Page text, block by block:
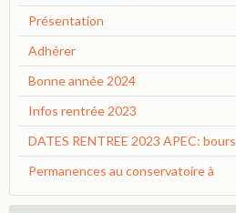
Présentation
Adhérer
Bonne année 2024
Infos rentrée 2023
DATES RENTREE 2023 APEC: bours
Permanences au conservatoire à